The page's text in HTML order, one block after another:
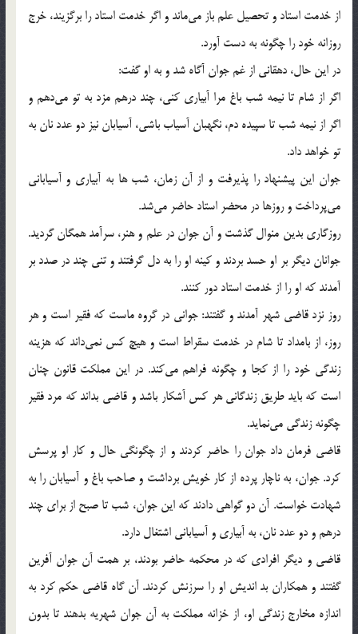
از خدمت استاد و تحصيل علم باز مي‌ماند و اگر خدمت استاد را برگزيند، خرج
روزانه خود را چگونه به دست آورد.
در اين حال، دهقاني از غم جوان آگاه شد و به او گفت:
اگر از شام تا نيمه شب باغ مرا آبياري كني، چند درهم مزد به تو مي‌دهم و
اگر از نيمه شب تا سپيده‌ دم، نگهبان آسياب باشي، آسيابان نيز دو عدد نان به
تو خواهد داد.
جوان اين پيشنهاد را پذيرفت و از آن زمان، شب ها به آبياري و آسياباني
مي‌پرداخت و روزها در محضر استاد حاضر مي‌شد.
روزگاري بدين منوال گذشت و آن جوان در علم و هنر، سرآمد همگان گرديد.
جوانان ديگر بر او حسد بردند و كينه او را به دل گرفتند و تني چند در صدد بر
آمدند كه او را از خدمت استاد دور كنند.
روز نزد قاضي شهر آمدند و گفتند: جواني در گروه ماست كه فقير است و هر
روز، از بامداد تا شام در خدمت سقراط است و هيچ كس نمي‌داند كه هزينه
زندگي خود را از كجا و چگونه فراهم مي‌كند. در اين مملكت قانون چنان
است كه بايد طريق زندگاني هر كس آشكار باشد و قاضي بداند كه مرد فقير
چگونه زندگي مي‌نمايد.
قاضي فرمان داد جوان را حاضر كردند و از چگونگي حال و كار او پرسش
كرد. جوان، به ناچار پرده از كار خويش برداشت و صاحب باغ و آسيابان را به
شهادت خواست. آن دو گواهي دادند كه اين جوان، شب تا صبح از براي چند
درهم و دو عدد نان، به آبياري و آسياباني اشتغال دارد.
قاضي و ديگر افرادي كه در محكمه حاضر بودند، بر همت آن جوان آفرين
گفتند و همكاران بد انديش او را سرزنش كردند. آن گاه قاضي حكم كرد به
اندازه مخارج زندگي او، از خزانه مملكت به آن جوان شهريه بدهند تا بدون